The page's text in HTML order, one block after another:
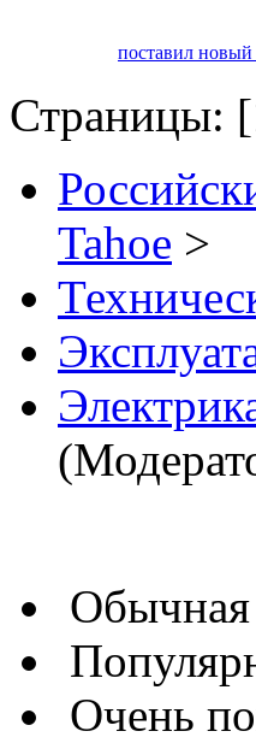
поставил
Страницы: [
Tahoe >
Обычная
Очень